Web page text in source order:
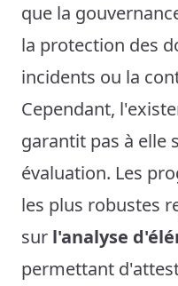
que la
la protection des
incidents ou la
Cependant,
garantit pas à elle
évaluation. Les
les plus robustes
sur l'analyse
permettant